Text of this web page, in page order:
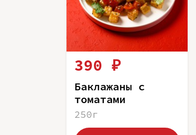
390 ₽
Баклажаны с
томатами
250г